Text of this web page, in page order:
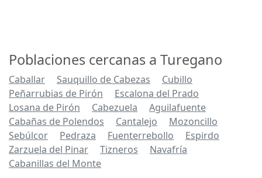
Poblaciones cercanas a Turegano
Caballar Sauquillo de Cabezas
Cubillo
Peñarrubias de Pirón
Escalona del Prado
Losana de Pirón
Cabezuela
Aguilafuente
Cabañas de Polendos
Cantalejo
Mozoncillo
Sebúlcor
Pedraza Fuenterrebollo
Espirdo
Zarzuela del Pinar
Tizneros
Navafría
Cabanillas del Monte